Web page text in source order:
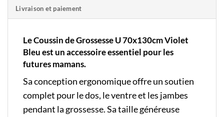
Livraison et paiement
Le Coussin de Grossesse U 70x130cm Violet
Bleu est un accessoire essentiel pour les
futures mamans.
Sa conception ergonomique offre un soutien
complet pour le dos, le ventre et les jambes
pendant la grossesse. Sa taille généreuse